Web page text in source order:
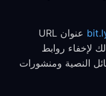
عنوان URL
لإخفاء روابط
النصية ومنشورات